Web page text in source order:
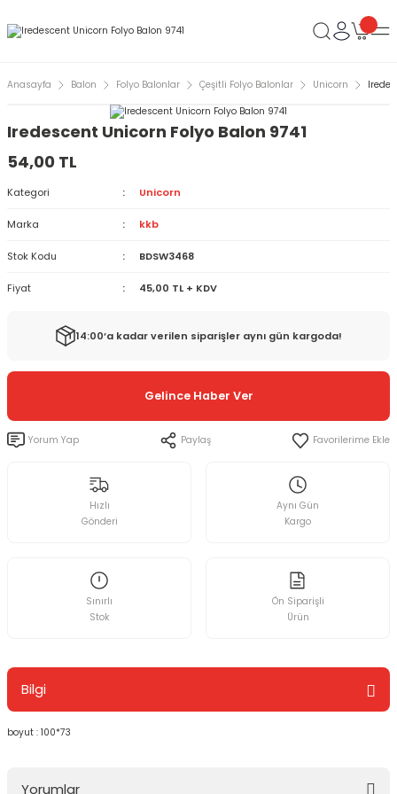
Anasayfa Balon Folyo Balonlar Çeşitli Folyo Balonlar Unicorn
Iredescent Unicorn Folyo Balon 9741
54,00 TL
Kategori Unicorn
Marka kkb
Stok Kodu BDSW3468
Fiyat 45,00 TL + KDV
14:00’a kadar verilen siparişler aynı gün kargoda!
Gelince Haber Ver
Yorum Yap Paylaş
Hızlı
Gönderi
Aynı Gün
Kargo
Sınırlı
Stok
Ön Siparişli
Ürün
Bilgi
boyut : 100*73
Yorumlar